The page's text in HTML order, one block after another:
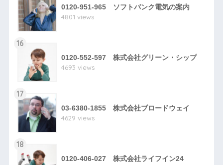
0120-951-965 ソフトバンク電気の案内
4801 views
16
0120-552-597 株式会社グリーン・シップ
4693 views
17
03-6380-1855 株式会社ブロードウェイ
4629 views
18
0120-406-027 株式会社ライフイン24